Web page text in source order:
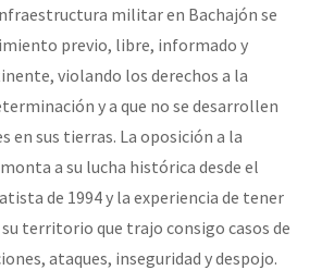
militar en Bachajón se
previo, libre, informado y
violando los derechos a la
y a que no se desarrollen
en sus tierras. La oposición a la
a su lucha histórica desde el
de 1994 y la experiencia de tener
territorio que trajo consigo casos de
ataques, inseguridad y despojo.